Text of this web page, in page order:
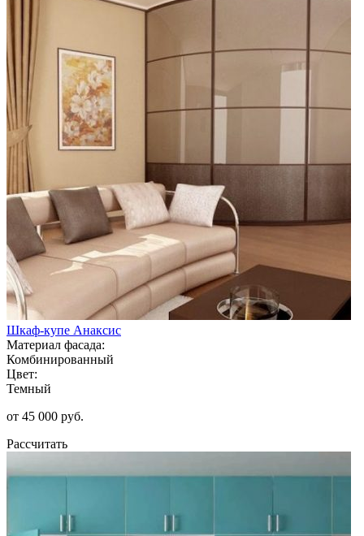
Шкаф-купе Анаксис
Материал фасада:
Комбинированный
Цвет:
Темный
от 45 000 руб.
Рассчитать